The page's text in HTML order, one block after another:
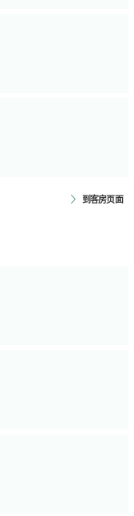
到客房页面